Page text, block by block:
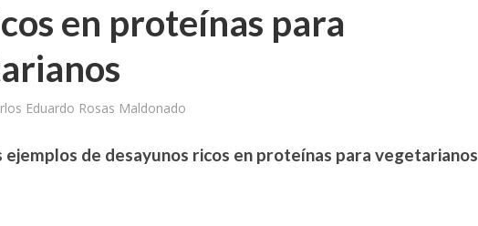
en proteínas para
Eduardo Rosas Maldonado
de desayunos ricos en proteínas para vegetarianos